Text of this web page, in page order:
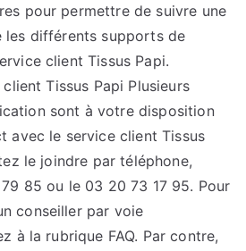
pour permettre de suivre une
les différents supports de
client Tissus Papi.
Tissus Papi Plusieurs
sont à votre disposition
avec le service client Tissus
le joindre par téléphone,
85 ou le 03 20 73 17 95. Pour
conseiller par voie
à la rubrique FAQ. Par contre,